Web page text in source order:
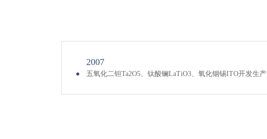
2007
五氧化二钽Ta2O5、钛酸镧LaTiO3、氧化铟锡ITO开发生产